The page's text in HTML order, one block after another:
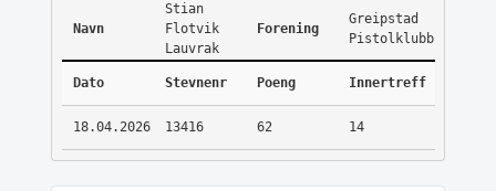
Navn
Stian
Flotvik
Lauvrak
Forening
Greipstad
Pistolklubb
Dato Stevnenr Poeng Innertreff
18.04.2026 13416 62 14